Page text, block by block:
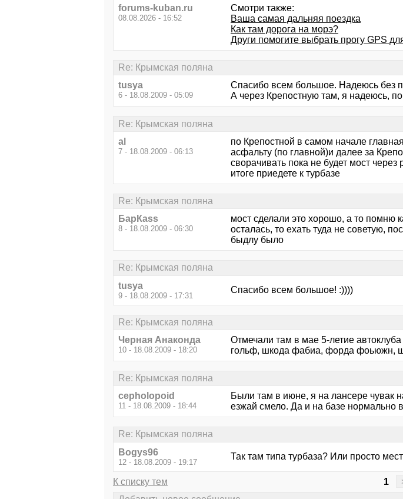
forums-kuban.ru
08.08.2026 - 16:52
Смотри также:
Ваша самая дальняя поездка
Как там дорога на морэ?
Други помогите выбрать прогу GPS
Re: Крымская поляна
tusya
6 - 18.08.2009 - 05:09
Спасибо всем большое. Надеюсь без
А через Крепостную там, я надеюсь,
Re: Крымская поляна
al
7 - 18.08.2009 - 06:13
по Крепостной в самом начале
асфальту (по главной)и далее за
сворачивать пока не будет мост
итоге приедете к турбазе
Re: Крымская поляна
БарКаss
8 - 18.08.2009 - 06:30
мост сделали это хорошо, а то помню
осталась, то ехать туда не советую,
быдлу было
Re: Крымская поляна
tusya
9 - 18.08.2009 - 17:31
Спасибо всем большое! :))))
Re: Крымская поляна
Черная Анаконда
10 - 18.08.2009 - 18:20
Отмечали там в мае 5-летие
гольф, шкода фабиа, форда фоьюжн,
Re: Крымская поляна
cepholopoid
11 - 18.08.2009 - 18:44
Были там в июне, я на лансере чувак
езжай смело. Да и на базе нормально
Re: Крымская поляна
Bogys96
12 - 18.08.2009 - 19:17
Так там типа турбаза? Или просто
К списку тем 1